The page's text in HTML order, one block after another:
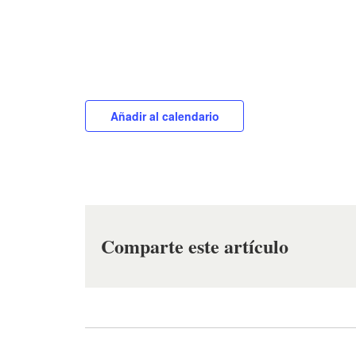
Añadir al calendario
Comparte este artículo